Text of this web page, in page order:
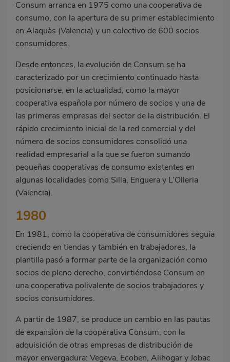
Consum arranca en 1975 como una cooperativa de
consumo, con la apertura de su primer establecimiento
en Alaquàs (Valencia) y un colectivo de 600 socios
consumidores.
Desde entonces, la evolución de Consum se ha
caracterizado por un crecimiento continuado hasta
posicionarse, en la actualidad, como la mayor
cooperativa española por número de socios y una de
las primeras empresas del sector de la distribución. El
rápido crecimiento inicial de la red comercial y del
número de socios consumidores consolidó una
realidad empresarial a la que se fueron sumando
pequeñas cooperativas de consumo existentes en
algunas localidades como Silla, Enguera y L’Olleria
(Valencia).
1980
En 1981, como la cooperativa de consumidores seguía
creciendo en tiendas y también en trabajadores, la
plantilla pasó a formar parte de la organización como
socios de pleno derecho, convirtiéndose Consum en
una cooperativa polivalente de socios trabajadores y
socios consumidores.
A partir de 1987, se produce un cambio en las pautas
de expansión de la cooperativa Consum, con la
adquisición de otras empresas de distribución de
mayor envergadura: Vegeva, Ecoben, Alihogar y Jobac